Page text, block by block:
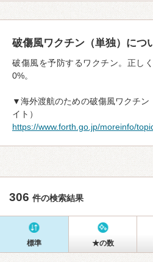
破傷風ワクチン（単独）につ
破傷風を予防するワクチン。正し
0%。
▼海外渡航のための破傷風ワクチン
イト）
https://www.forth.go.jp/moreinfo/
306 件の検索結果
標準 ★の数